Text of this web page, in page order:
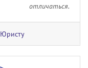
отличаться.
Юристу